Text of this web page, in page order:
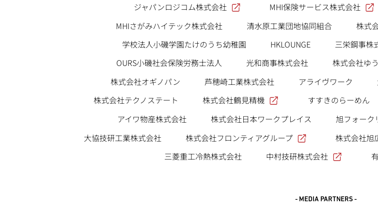
ジャパンロジコム株式会社
MHI保険サービス株式会社
MHIさがみハイテック株式会社
清水原工業団地協同組合 株式
学校法人小磯学園たけのうち幼稚園
HKLOUNGE 三栄鋼事株
OURS小磯社会保険労務士法人
光和商事株式会社 株式会社ゆ
株式会社オギノパン
芦穂崎工業株式会社 アライヴワーク
株式会社テクノステート
株式会社鶴見精機 すすきのらーめん
アイワ物産株式会社
株式会社日本ワークプレイス 旭フォーク
大協技研工業株式会社
株式会社フロンティアグループ 株式会社旭
三菱重工冷熱株式会社
中村技研株式会社
- MEDIA PARTNERS -